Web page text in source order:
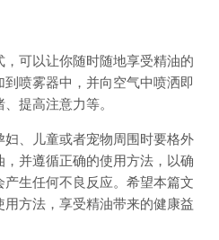
可以让你随时随地享受精油的
喷雾器中，并向空气中喷洒即
提高注意力等。
、儿童或者宠物周围时要格外
并遵循正确的使用方法，以确
生任何不良反应。希望本篇文
方法，享受精油带来的健康益